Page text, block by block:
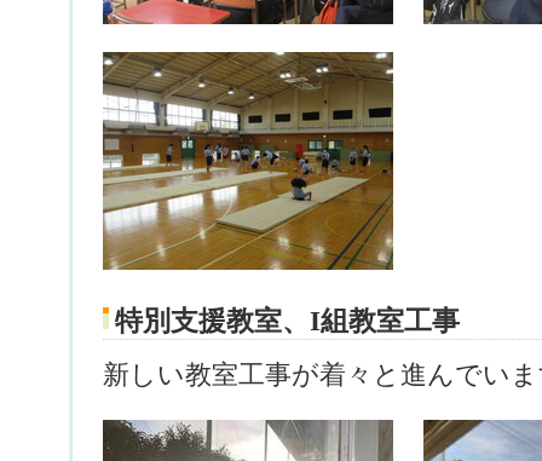
特別支援教室、I組教室工事
新しい教室工事が着々と進んでい